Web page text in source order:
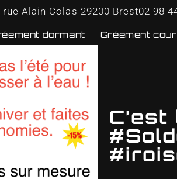
Alain Colas 29200 Brest02 98
dormant Gréement
C’est